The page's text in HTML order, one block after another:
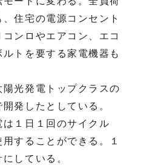
住宅の電源コンセント
ンロやエアコン、エコ
トを要する家電機器も
光発電トップクラスの
発したとしている。
１日１回のサイクル
することができる。１
している。